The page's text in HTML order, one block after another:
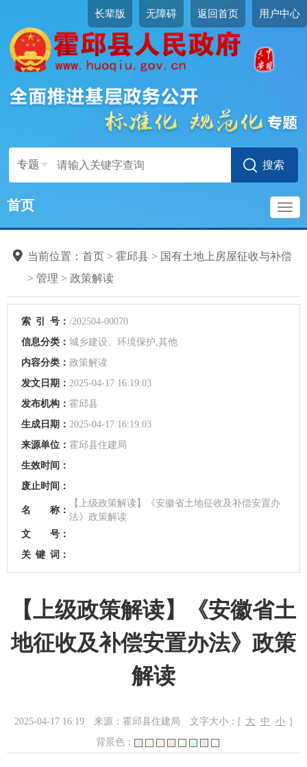
长辈版 无障碍 返回首页 用户中心
专题
首页
当前位置： 首页 > 霍邱县 > 国有土地上房屋征收与补偿
> 管理 > 政策解读
索 引 号： /202504-00070
信息分类： 城乡建设、环境保护,其他
内容分类： 政策解读
发文日期： 2025-04-17 16:19:03
发布机构： 霍邱县
生成日期： 2025-04-17 16:19:03
来源单位： 霍邱县住建局
生效时间：
废止时间：
名 称：
【上级政策解读】《安徽省土地征收及补偿安置办
法》政策解读
文 号：
关 键 词：
【上级政策解读】《安徽省土
地征收及补偿安置办法》政策
解读
2025-04-17 16:19 来源：霍邱县住建局 文字大小：[ 大 中 小 ]
背景色：